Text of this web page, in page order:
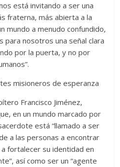
está invitando a ser una
fraterna, más abierta a la
mundo a menudo confundido,
nosotros una señal clara
por la puerta, y no por
misioneros de esperanza
Francisco Jiménez,
en un mundo marcado por
está “llamado a ser
a las personas a encontrar
fortalecer su identidad en
así como ser un “agente